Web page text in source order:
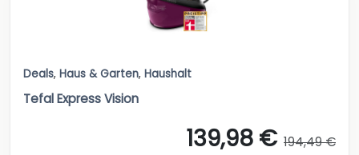
Deals, Haus & Garten, Haushalt
Tefal Express Vision
139,98 € 194,49 €